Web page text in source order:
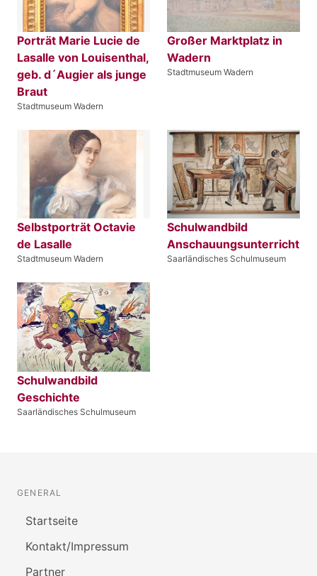
Porträt Marie Lucie de
Lasalle von Louisenthal,
geb. d´Augier als junge
Braut
Stadtmuseum Wadern
Großer Marktplatz in
Wadern
Stadtmuseum Wadern
Selbstporträt Octavie
de Lasalle
Stadtmuseum Wadern
Schulwandbild
Anschauungsunterricht
Saarländisches Schulmuseum
Schulwandbild
Geschichte
Saarländisches Schulmuseum
GENERAL
Startseite
Kontakt/Impressum
Partner